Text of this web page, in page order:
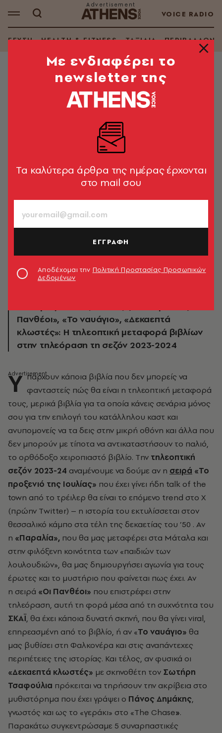
VOICE RADIO
ΓΕΥΣΗ HEALTH & FITNESS ΤΑΞΙΔΙΑ ΠΕΡΙΒΑΛΛΟΝ
5 βιβλία που ζωντανεύουν στη
μικρή οθόνη τη σεζόν 2023 -2024
Από το «Προξενιό της Ιουλίας» μέχρι τις «Δεκαεπτά
κλωστές», όλες οι βασισμένες σε βιβλία σειρές που
Μαριάννα Μανωλοπούλου
Πανθέοι», «Το ναυάγιο», «Δεκαεπτά
κλωστές»: H τηλεοπτική μεταφορά βιβλίων
στην τηλεόραση τη σεζόν 2023-2024
Y πάρχουν κάποια βιβλία που δεν μπορείς να
φανταστείς πώς θα είναι η τηλεοπτική μεταφορά
τους, μερικά βιβλία για τα οποία κάνεις σενάρια μόνος
σου για την επιλογή του κατάλληλου καστ και
ανυπομονείς να τα δεις στην μικρή οθόνη και άλλα που
δεν μπορούν με τίποτα να αντικαταστήσουν το παλιό,
το ορθόδοξο χειροπιαστό βιβλίο. Tην τηλεοπτική
σεζόν 2023-24 αναμένουμε να δούμε αν η σειρά «Το
προξενιό της Ιουλίας» που έχει γίνει ήδη talk of the
town από το τρέιλερ θα είναι το επόμενο trend στο X
(πρώην Τwitter) – η ιστορία του εκτυλίσσεται στον
θεσσαλικό κάμπο στα τέλη της δεκαετίας του ’50 . Αν
η «Παραλία», που θα μας μεταφέρει στα Μάταλα και
στην φιλόξενη κοινότητα των «παιδιών των
λουλουδιών», θα μας δημιουργήσει αγωνία για τους
έρωτες και το μυστήριο που φαίνεται πως έχει. Αν
η σειρά «Οι Πανθέοι» που επιστρέφει στην
τηλεόραση, αυτή τη φορά μέσα από τη συχνότητα του
ΣΚΑΪ, θα έχει κάποια δυνατή σκηνή, που θα γίνει viral,
επηρεασμένη από το βιβλίο, ή αν «Το ναυάγιο» θα
μας βυθίσει στη Φαλκονέρα και στις αναπάντεχες
περιπέτειες της ιστορίας. Και τέλος, αν φυσικά οι
«Δεκαεπτά κλωστές» με σκηνοθέτη τον Σωτήρη
Τσαφούλια πρόκειται να τηρήσουν την ακρίβεια στο
μυθιστόρημα που έχει γράψει ο Πάνος Δημάκης,
γνωστός και ως το «γεράκι» στο «The Chase».
Παρακάτω συγκεντρώσαμε 5 συναρπαστικές
Mε ενδιαφέρει το
newsletter της
Tα καλύτερα άρθρα της ημέρας έρχονται
στο mail σου
ΕΓΓΡΑΦΗ
Αποδέχομαι την Πολιτική Προστασίας Προσωπικών
Δεδομένων